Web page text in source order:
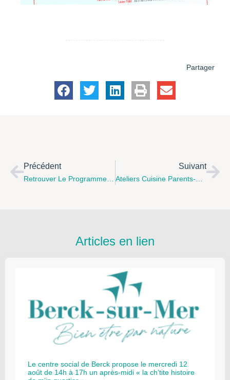
Partager
Précédent Suivant
Articles en lien
Le centre social de Berck propose le mercredi 12
août de 14h à 17h un après-midi « la ch’tite histoire